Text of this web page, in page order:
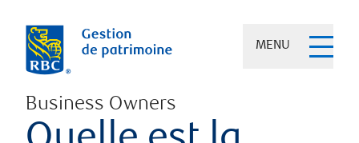
MENU
Business Owners